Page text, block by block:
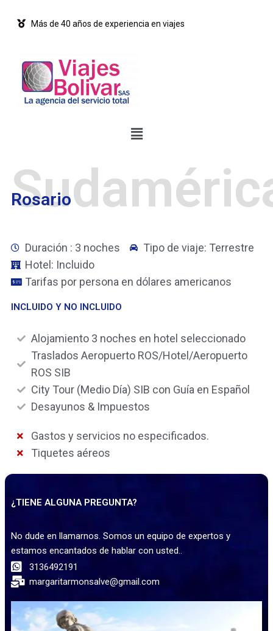
Más de 40 años de experiencia en viajes
Rosario
Duración : 3 noches
Tipo de viaje: Terrestre
Hotel: Incluido
Tarifas por persona en dólares americanos
INCLUIDO Y NO INCLUIDO
Alojamiento 3 noches en hotel seleccionado
Traslados Aeropuerto ROS/Hotel/Aeropuerto
ROS SIB
City Tour (Medio Día) SIB con Guía en Español
Desayunos & Impuestos
Gastos y servicios no especificados.
Tiquetes aéreos
¿TIENE ALGUNA PREGUNTA?
No dude en llamarnos. Somos un equipo de expertos y
estamos encantados de hablar con usted..
3136492191
margaritarmonsalve@gmail.com